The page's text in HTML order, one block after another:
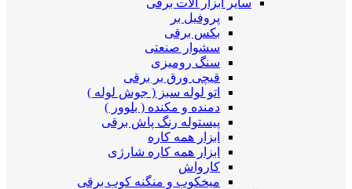
سایر ابزار آلات برقی
پروفیل بر
بکس برقی
سشوار صنعتی
سنگ رومیزی
قیچی ورق بر برقی
اتو لوله سبز ( جوش لوله )
دمنده و مکنده ( بلوور )
پیستوله رنگ پاش برقی
ابزار همه کاره
ابزار همه کاره شارژی
کارواش
میخکوب و منگنه کوب برقی